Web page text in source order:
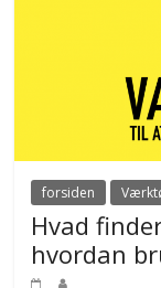
forsiden
Hvad
hvordan